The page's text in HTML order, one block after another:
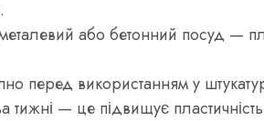
або бетонний посуд —
перед використанням у
— це підвищує пластичність